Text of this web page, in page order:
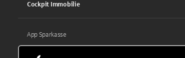
Cockpit Immobilie
App Sparkasse